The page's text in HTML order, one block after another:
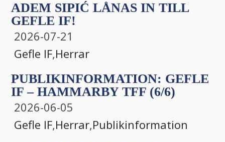
ADEM SIPIĆ LÅNAS IN TILL
GEFLE IF!
2026-07-21
Gefle IF,Herrar
PUBLIKINFORMATION: GEFLE
IF – HAMMARBY TFF (6/6)
2026-06-05
Gefle IF,Herrar,Publikinformation